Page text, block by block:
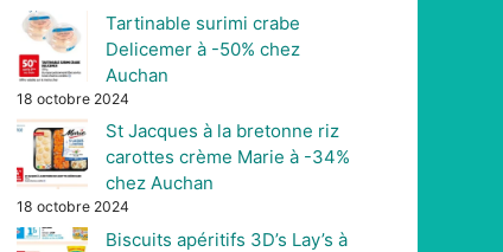
Tartinable surimi crabe
Delicemer à -50% chez
Auchan
18 octobre 2024
St Jacques à la bretonne riz
carottes crème Marie à -34%
chez Auchan
18 octobre 2024
Biscuits apéritifs 3D’s Lay’s à